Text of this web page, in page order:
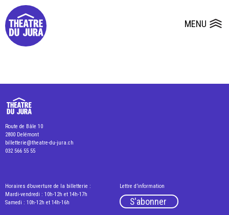
MENU
Presse
Salles
Dépôts de dossiers
Route de Bâle 10
2800 Delémont
billetterie@theatre-du-jura.ch
032 566 55 55
Horaires d’ouverture de la billetterie :
Mardi-vendredi : 10h-12h et 14h-17h
Samedi : 10h-12h et 14h-16h
Lettre d’information
S'abonner